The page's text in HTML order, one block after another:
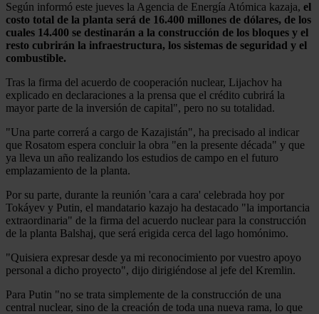
Según informó este jueves la Agencia de Energía Atómica kazaja, el
costo total de la planta será de 16.400 millones de dólares, de los
cuales 14.400 se destinarán a la construcción de los bloques y el
resto cubrirán la infraestructura, los sistemas de seguridad y el
combustible.
Tras la firma del acuerdo de cooperación nuclear, Lijachov ha
explicado en declaraciones a la prensa que el crédito cubrirá la
mayor parte de la inversión de capital", pero no su totalidad.
"Una parte correrá a cargo de Kazajistán", ha precisado al indicar
que Rosatom espera concluir la obra "en la presente década" y que
ya lleva un año realizando los estudios de campo en el futuro
emplazamiento de la planta.
Por su parte, durante la reunión 'cara a cara' celebrada hoy por
Tokáyev y Putin, el mandatario kazajo ha destacado "la importancia
extraordinaria" de la firma del acuerdo nuclear para la construcción
de la planta Balshaj, que será erigida cerca del lago homónimo.
"Quisiera expresar desde ya mi reconocimiento por vuestro apoyo
personal a dicho proyecto", dijo dirigiéndose al jefe del Kremlin.
Para Putin "no se trata simplemente de la construcción de una
central nuclear, sino de la creación de toda una nueva rama, lo que